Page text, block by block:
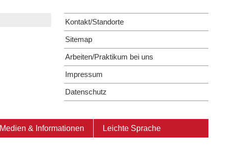
Kontakt/Standorte
Sitemap
Arbeiten/Praktikum bei uns
Impressum
Datenschutz
Medien & Informationen Leichte Sprache